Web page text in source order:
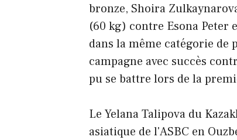
bronze, Shoira
(60 kg) contre Esona Peter
dans la même catégorie de
campagne avec succès
pu se battre lors de la
Le Yelana Talipova du
asiatique de l'ASBC en